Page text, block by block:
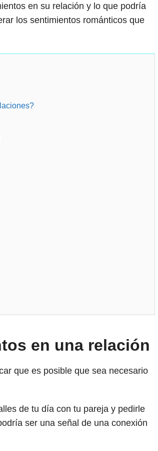
en su relación y lo que podría
los sentimientos románticos que
en una relación
que es posible que sea necesario
de tu día con tu pareja y pedirle
ser una señal de una conexión